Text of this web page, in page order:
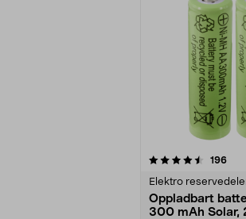
196
Elektro
Oppladbart
300 mAh Solar,